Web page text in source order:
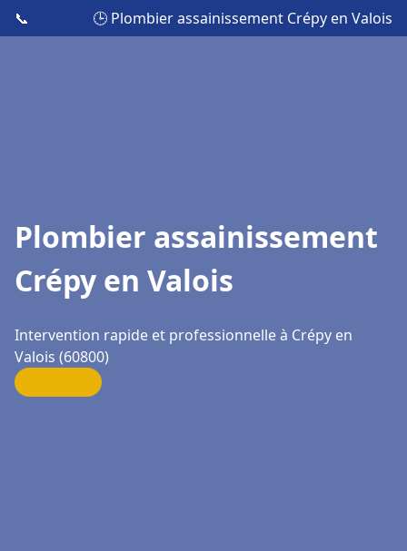
📞 🕒 Plombier assainissement Crépy en Valois
Plombier assainissement
Crépy en Valois
Intervention rapide et professionnelle à Crépy en
Valois (60800)